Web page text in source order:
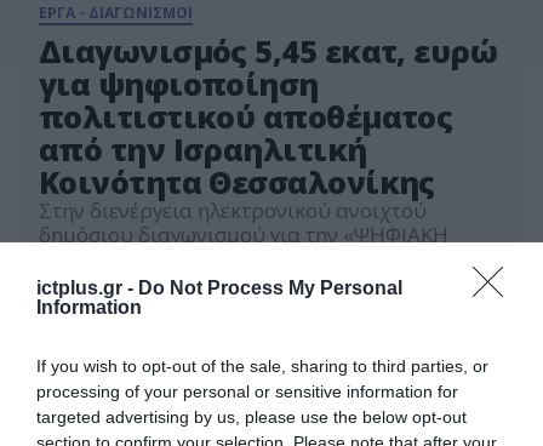
ictplus.gr - Do Not Process My Personal
Information
If you wish to opt-out of the sale, sharing to third parties, or
processing of your personal or sensitive information for
targeted advertising by us, please use the below opt-out
section to confirm your selection. Please note that after your
ΕΡΓΑ - ΔΙΑΓΩΝΙΣΜΟΙ
Διαγωνισμός 5,45 εκατ, ευρώ
για ψηφιοποίηση
πολιτιστικού αποθέματος
από την Ισραηλιτική
Κοινότητα Θεσσαλονίκης
Στην διενέργεια ηλεκτρονικού ανοιχτού
δημόσιου διαγωνισμού για την «ΨΗΦΙΑΚΗ
ΑΠΟΘΕΜΑΤΟΣ» προχώρησε η Ισραηλιτική
Κοινότητα Θεσσαλονίκης. Αντικείμενο της
ψηφιακή διαχείριση και προβολής της
Ιστορικής μνήμης και του πολιτιστικού
αποθέματος της Ισραηλιτικής Κοινότητας
Ελλάδος, σύμφωνα με τα διεθνή πρότυπα
14.06.2022